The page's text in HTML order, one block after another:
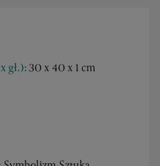
gł.):30 x 40 x 1 cm